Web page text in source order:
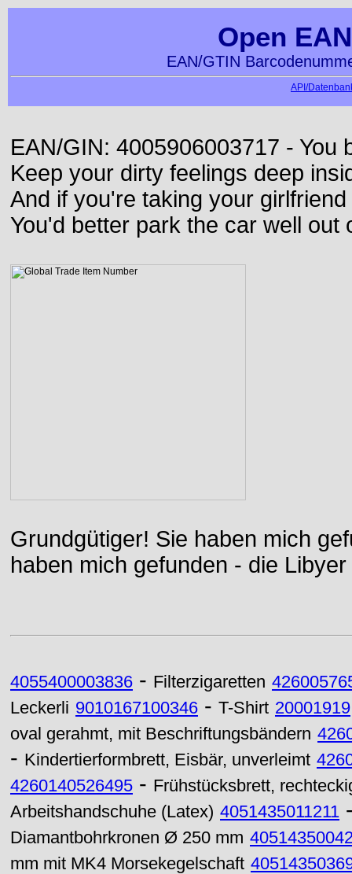
Open
EAN/GTIN
API/
EAN/GIN: 4005906003717 - You
Keep your dirty feelings deep
And if you're taking your
You'd better park the car well out
Grundgütiger! Sie haben mich
haben mich gefunden - die
4055400003836 - Filterzigaretten
Leckerli 9010167100346 - T-Shirt 20001919
oval gerahmt, mit Beschriftungsbändern
- Kindertierformbrett, Eisbär, unverleimt
4260140526495 - Frühstücksbrett,
Arbeitshandschuhe (Latex) 4051435011211
Diamantbohrkronen Ø 250 mm
mm mit MK4 Morsekegelschaft